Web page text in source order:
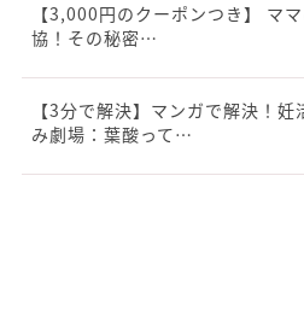
【3,000円のクーポンつき】 マ
協！その秘密…
【3分で解決】マンガで解決！妊
み劇場：葉酸って…